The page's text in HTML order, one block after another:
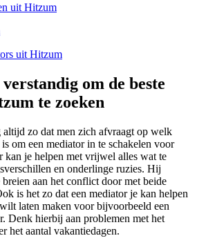
uit Hitzum
uit Hitzum
om de beste
te zoeken
zo dat men zich afvraagt op welk
om een mediator in te schakelen voor
kan je helpen met vrijwel alles wat te
en onderlinge ruzies. Hij
aan het conflict door met beide
is het zo dat een mediator je kan helpen
laten maken voor bijvoorbeeld een
Denk hierbij aan problemen met het
het aantal vakantiedagen.